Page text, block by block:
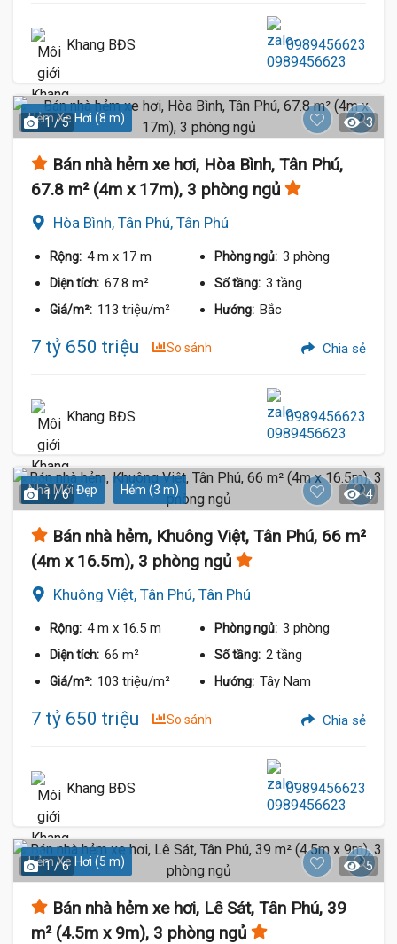
Khang BĐS 0989456623
Hẻm Xe Hơi (8 m)
1 / 5 3
Bán nhà hẻm xe hơi, Hòa Bình, Tân Phú,
67.8 m² (4m x 17m), 3 phòng ngủ
Hòa Bình, Tân Phú, Tân Phú
Rộng: 4 m x 17 m Phòng ngủ: 3 phòng
Diện tích: 67.8 m² Số tầng: 3 tầng
Giá/m²: 113 triệu/m² Hướng: Bắc
7 tỷ 650 triệu So sánh Chia sẻ
Khang BĐS 0989456623
Nhà Mới Đẹp Hẻm (3 m)
1 / 6 4
Bán nhà hẻm, Khuông Việt, Tân Phú, 66 m²
(4m x 16.5m), 3 phòng ngủ
Khuông Việt, Tân Phú, Tân Phú
Rộng: 4 m x 16.5 m Phòng ngủ: 3 phòng
Diện tích: 66 m² Số tầng: 2 tầng
Giá/m²: 103 triệu/m² Hướng: Tây Nam
7 tỷ 650 triệu So sánh Chia sẻ
Khang BĐS 0989456623
Hẻm Xe Hơi (5 m)
1 / 6 5
Bán nhà hẻm xe hơi, Lê Sát, Tân Phú, 39
m² (4.5m x 9m), 3 phòng ngủ